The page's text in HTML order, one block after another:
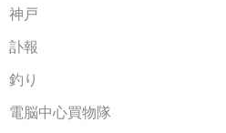
神戸
訃報
釣り
電脳中心買物隊